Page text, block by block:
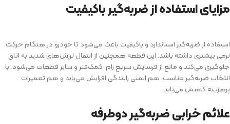
مزایای استفاده از ضربه‌گیر باکیفیت
استفاده از ضربه‌گیر استاندارد و باکیفیت باعث می‌شود تا خودرو در هنگام حرکت
نرمی بیشتری داشته باشد. این قطعه همچنین از انتقال لرزش‌های شدید به اتاق
جلوگیری می‌کند و مانع از فرسایش سریع رام، کمک‌فنر و سایر قطعات می‌شود. با
انتخاب ضربه‌گیر مناسب، هم ایمنی رانندگی افزایش می‌یابد و هم تعمیرات
پرهزینه کاهش می‌یابد.
علائم خرابی ضربه‌گیر دوطرفه